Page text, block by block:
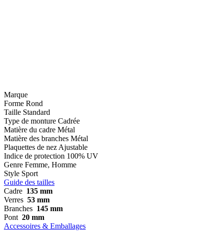
Marque
Forme Rond
Taille Standard
Type de monture Cadrée
Matière du cadre Métal
Matière des branches Métal
Plaquettes de nez Ajustable
Indice de protection 100% UV
Genre Femme, Homme
Style Sport
Guide des tailles
Cadre 135 mm
Verres 53 mm
Branches 145 mm
Pont 20 mm
Accessoires & Emballages